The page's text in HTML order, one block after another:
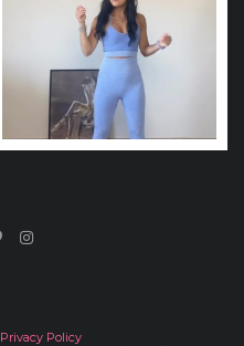
Privacy Policy